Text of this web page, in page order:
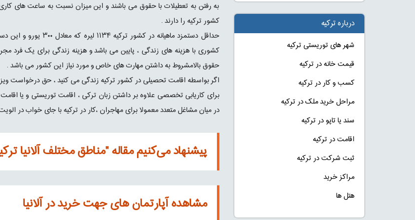
به رفتن به تعطیلات با حقوق می باشند و این میزان نسبت به ساعت های
کشور ترکیه را دارند .
حقوق بالامشروط به داشتن مهارت های خاص و مورد نیاز این کشور می باشد .
اگر بواسطه اقامت تحصیلی در کشور ترکیه زندگی می کنید ، حق درخواست
برای کاریابی تخصصی علاوه بر داشتن زبان ترکی ، اقامت توریستی و یا
در میان مشاغل متعدد معمولا برای مهاجران ،کار در ترکیه با جای خواب در
پیشنهاد می‌کنیم مقاله "مناطق مختلف آلانیا
مشاهده آپارتمان های جهت خرید در آلانیا
درباره ترکیه
شهر های توریستی ترکیه
قیمت خانه در ترکیه
کسب و کار در ترکیه
مراحل خرید ملک در ترکیه
سند یا تاپو در ترکیه
اقامت در ترکیه
ثبت شرکت در ترکیه
مراکز خرید
هتل ها